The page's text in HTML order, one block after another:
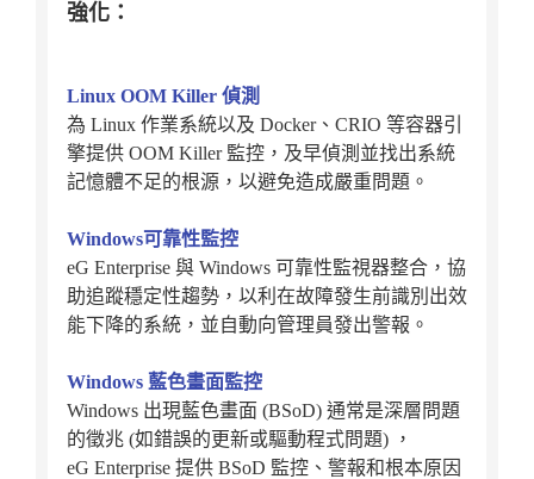
強化：
Linux OOM Killer 偵測
為 Linux 作業系統以及 Docker、CRIO 等容器引
擎提供 OOM Killer 監控，及早偵測並找出系統
記憶體不足的根源，以避免造成嚴重問題。
Windows可靠性監控
eG Enterprise 與 Windows 可靠性監視器整合，協
助追蹤穩定性趨勢，以利在故障發生前識別出效
能下降的系統，並自動向管理員發出警報。
Windows 藍色畫面監控
Windows 出現藍色畫面 (BSoD) 通常是深層問題
的徵兆 (如錯誤的更新或驅動程式問題) ，
eG Enterprise 提供 BSoD 監控、警報和根本原因